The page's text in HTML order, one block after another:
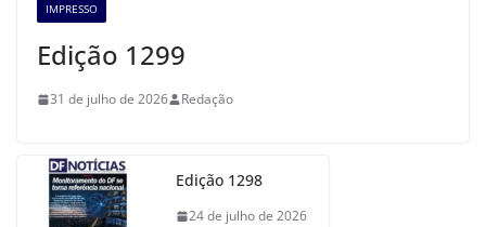
IMPRESSO
Edição 1299
31 de julho de 2026 Redação
Edição 1298
24 de julho de 2026